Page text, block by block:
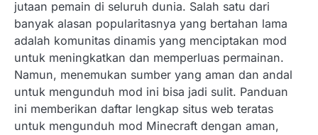
jutaan pemain di seluruh dunia. Salah satu dari
banyak alasan popularitasnya yang bertahan lama
adalah komunitas dinamis yang menciptakan mod
untuk meningkatkan dan memperluas permainan.
Namun, menemukan sumber yang aman dan andal
untuk mengunduh mod ini bisa jadi sulit. Panduan
ini memberikan daftar lengkap situs web teratas
untuk mengunduh mod Minecraft dengan aman,